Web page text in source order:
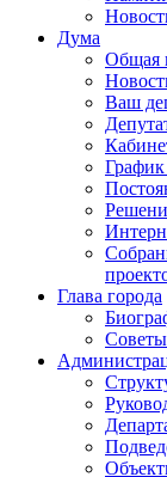
Дума
Общая
Ваш
График
Глава города